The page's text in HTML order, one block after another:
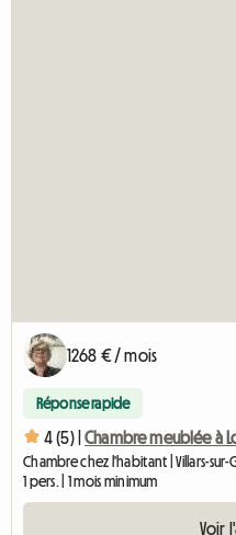
1268 € / mois
Réponse rapide
4 (5) | Chambre meublée à
Chambre chez l'habitant | Villars-sur-
1 pers. | 1 mois minimum
Voir